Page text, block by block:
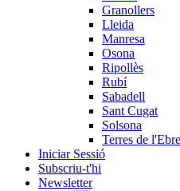
Granollers
Lleida
Manresa
Osona
Ripollès
Rubí
Sabadell
Sant Cugat
Solsona
Terres de l'Ebre
Iniciar Sessió
Subscriu-t'hi
Newsletter